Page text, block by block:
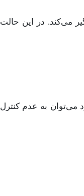
می‌کند. در این حالت
می‌توان به عدم کنترل